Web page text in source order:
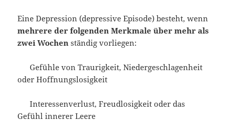
Eine Depression (depressive Episode) besteht, wenn
mehrere der folgenden Merkmale über mehr als
zwei Wochenständig vorliegen:
Gefühle von Traurigkeit, Niedergeschlagenheit
oder Hoffnungslosigkeit
Interessenverlust, Freudlosigkeit oder das
Gefühl innerer Leere